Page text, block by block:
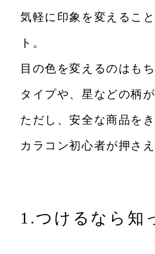
気軽に印象を変えるこ
ト。
目の色を変えるのはも
タイプや、 星などの柄
ただし、安全な商品を
カラコン初心者が押さ
1.つけるなら知